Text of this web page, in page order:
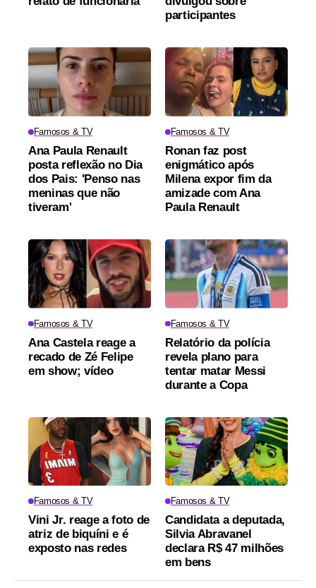
participantes
Famosos & TV
Ana Paula Renault
posta reflexão no Dia
dos Pais: 'Penso nas
meninas que não
tiveram'
Famosos & TV
Ronan faz post
enigmático após
Milena expor fim da
amizade com Ana
Paula Renault
Famosos & TV
Ana Castela reage a
recado de Zé Felipe
em show; vídeo
Famosos & TV
Relatório da polícia
revela plano para
tentar matar Messi
durante a Copa
Famosos & TV
Vini Jr. reage a foto de
atriz de biquíni e é
exposto nas redes
Famosos & TV
Candidata a deputada,
Silvia Abravanel
declara R$ 47 milhões
em bens